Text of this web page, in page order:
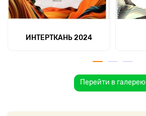
ИНТЕРТКАНЬ 2024
Перейти в галерею